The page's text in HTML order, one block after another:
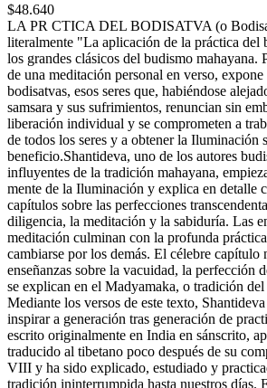
$48.640
LA PR CTICA DEL BODISATVA (o
literalmente "La aplicación de la práctica del
los grandes clásicos del budismo mahayana.
de una meditación personal en verso,
bodisatvas, esos seres que, habiéndose
samsara y sus sufrimientos, renuncian sin
liberación individual y se comprometen a
de todos los seres y a obtener la Iluminación
beneficio.Shantideva, uno de los autores
influyentes de la tradición mahayana,
mente de la Iluminación y explica en detalle
capítulos sobre las perfecciones
diligencia, la meditación y la sabiduría. Las
meditación culminan con la profunda
cambiarse por los demás. El célebre capítulo
enseñanzas sobre la vacuidad, la perfección
se explican en el Madyamaka, o tradición
Mediante los versos de este texto,
inspirar a generación tras generación de
escrito originalmente en India en sánscrito,
traducido al tibetano poco después de su
VIII y ha sido explicado, estudiado y
tradición ininterrumpida hasta nuestros días.